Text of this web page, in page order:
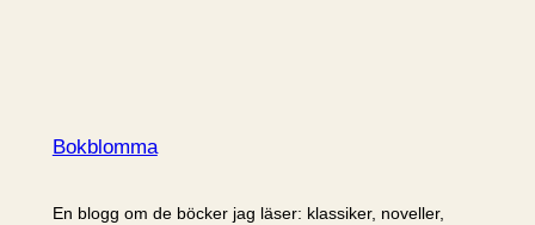
Bokblomma
En blogg om de böcker jag läser: klassiker, noveller,